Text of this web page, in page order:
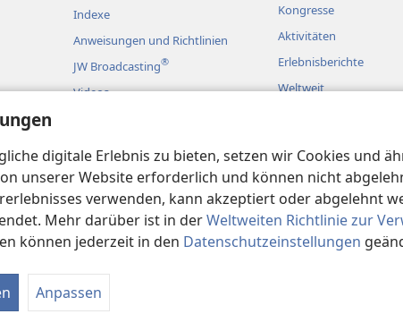
digitale Erlebnis zu bieten, setzen wir Cookies und
unserer Website erforderlich und können nicht
verwenden, kann akzeptiert oder abgelehnt
Mehr darüber ist in derWeltweiten Richtlinie zur
können jederzeit in den Datenschutzeinstellungen
Anpassen
Indexe
Anweisungen und Richtlinien
JW Broadcasting®
Videos
Bibellesungen
Kongresse
Aktivitäten
Erlebnisberichte
Weltweit
Tower Bible and Tract Society of Pennsylvania.